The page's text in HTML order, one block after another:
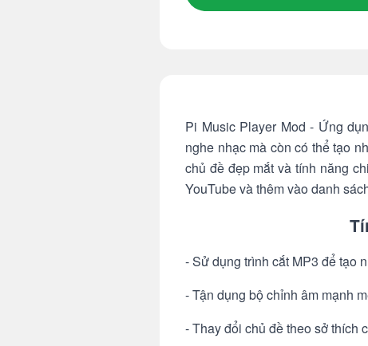
Pi Music Player Mod - Ứng
nghe nhạc mà còn có thể tạo
chủ đề đẹp mắt và tính năng
YouTube và thêm vào danh
- Sử dụng trình cắt MP3 để tạo
- Tận dụng bộ chỉnh âm mạnh
- Thay đổi chủ đề theo sở thích